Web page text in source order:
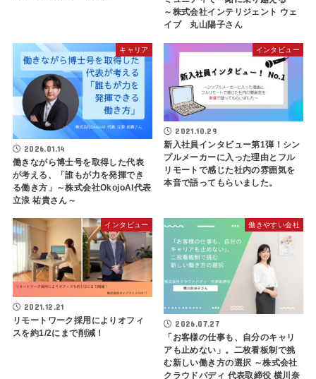
～株式会社インテリジェント ウェ
イブ 丸山陽子さん
キャリア
2026.01.14
働きながら博士号を取得した代表
が考える、「誰もが力を発揮でき
る働き方」～株式会社OkojoAI代表
立浪 祐貴さん～
インタビュー
2021.10.29
新入社員インタビュー第1弾！シン
プルメーカーに入った理由とフル
リモートで感じた社内の雰囲気を
本音で語ってもらいました。
インタビュー
2021.12.21
リモートワーク採用によりオフィ
スを約1/2にまで削減！
働きやすい会社
2026.07.27
「お客様の仕事も、自分のキャリ
アも止めない」。二枚看板制で挑
む新しい働き方の選択 ～株式会社
クラウドバディ 代表取締役 横川奈